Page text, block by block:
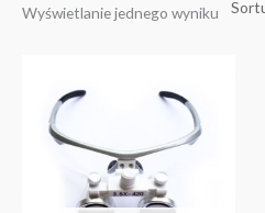
Wyświetlanie jednego wyniku